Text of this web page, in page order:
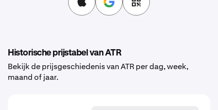
Historische prijstabel van ATR
Bekijk de prijsgeschiedenis van ATR per dag, week,
maand of jaar.